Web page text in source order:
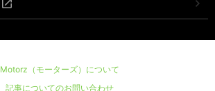
Motorz（モーターズ）について
記事についてのお問い合わせ